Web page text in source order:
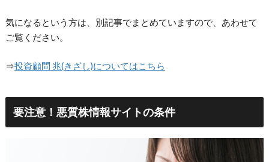
気になるという方は、別記事でまとめていますので、あわせて
ご覧ください。
⇒投資顧問 兆(きざし)についてはこちら
要注意！悪質株情報サイトの条件